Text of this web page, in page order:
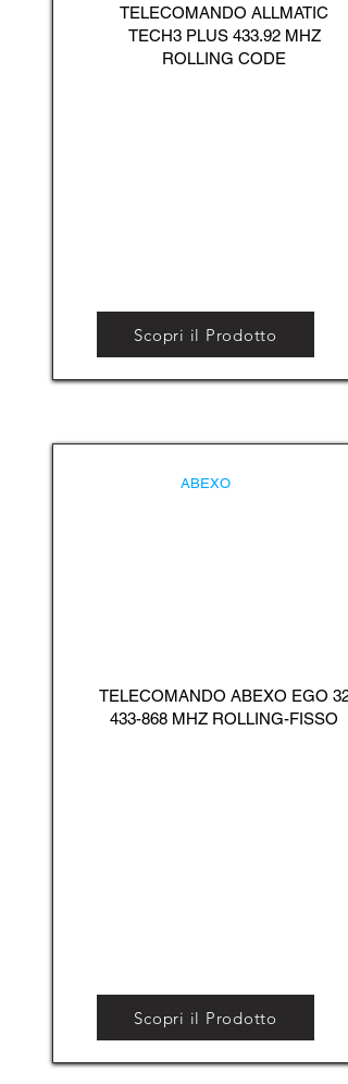
TELECOMANDO ALLMATIC
TECH3 PLUS 433.92 MHZ
ROLLING CODE
Scopri il Prodotto
ABEXO
TELECOMANDO ABEXO EGO 32
433-868 MHZ ROLLING-FISSO
Scopri il Prodotto